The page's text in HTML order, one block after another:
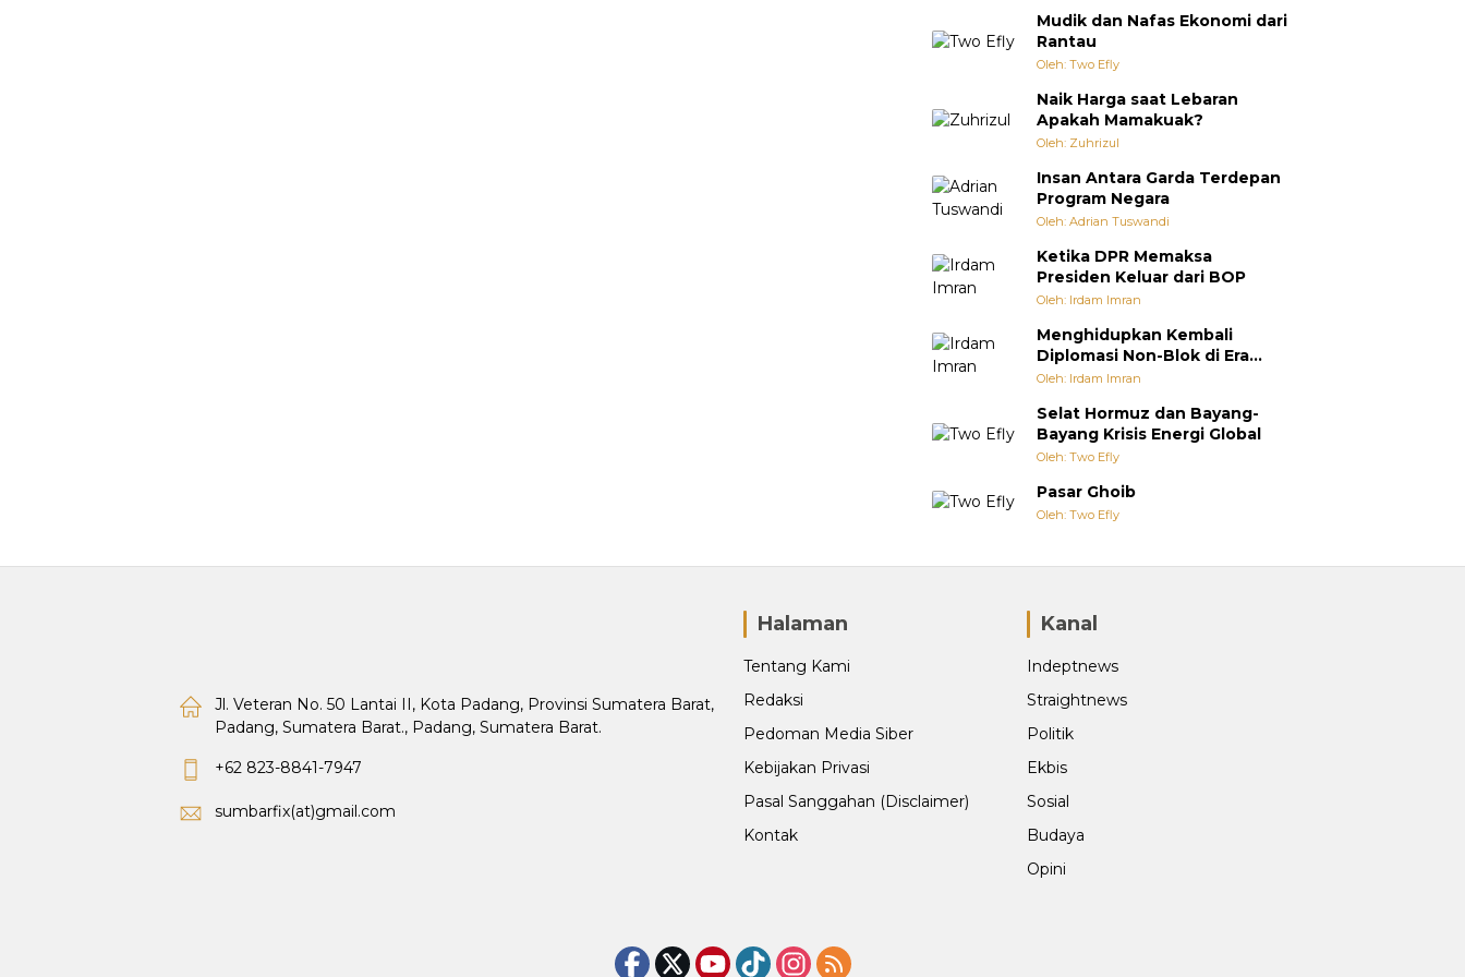
Mudik dan Nafas Ekonomi dari
Rantau
Oleh: Two Efly
Naik Harga saat Lebaran
Apakah Mamakuak?
Oleh: Zuhrizul
Insan Antara Garda Terdepan
Program Negara
Oleh: Adrian Tuswandi
Ketika DPR Memaksa
Presiden Keluar dari BOP
Oleh: Irdam Imran
Menghidupkan Kembali
Diplomasi Non-Blok di Era
Multipolar
Oleh: Irdam Imran
Selat Hormuz dan Bayang-
Bayang Krisis Energi Global
Oleh: Two Efly
Pasar Ghoib
Oleh: Two Efly
Jl. Veteran No. 50 Lantai II, Kota Padang, Provinsi Sumatera Barat,
Padang, Sumatera Barat., Padang, Sumatera Barat.
+62 823-8841-7947
sumbarfix(at)gmail.com
Halaman
Tentang Kami
Redaksi
Pedoman Media Siber
Kebijakan Privasi
Pasal Sanggahan (Disclaimer)
Kontak
Kanal
Indeptnews
Straightnews
Politik
Ekbis
Sosial
Budaya
Opini